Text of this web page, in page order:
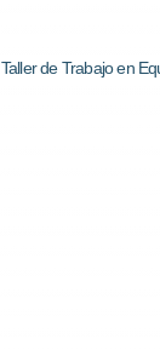
Taller de Trabajo en